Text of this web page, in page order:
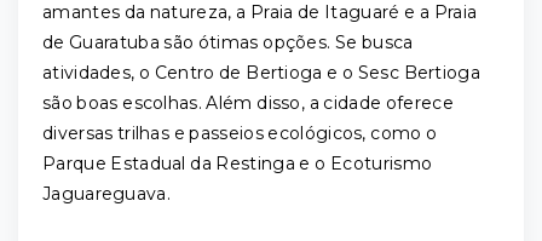
amantes da natureza, a Praia de Itaguaré e a Praia
de Guaratuba são ótimas opções. Se busca
atividades, o Centro de Bertioga e o Sesc Bertioga
são boas escolhas. Além disso, a cidade oferece
diversas trilhas e passeios ecológicos, como o
Parque Estadual da Restinga e o Ecoturismo
Jaguareguava.